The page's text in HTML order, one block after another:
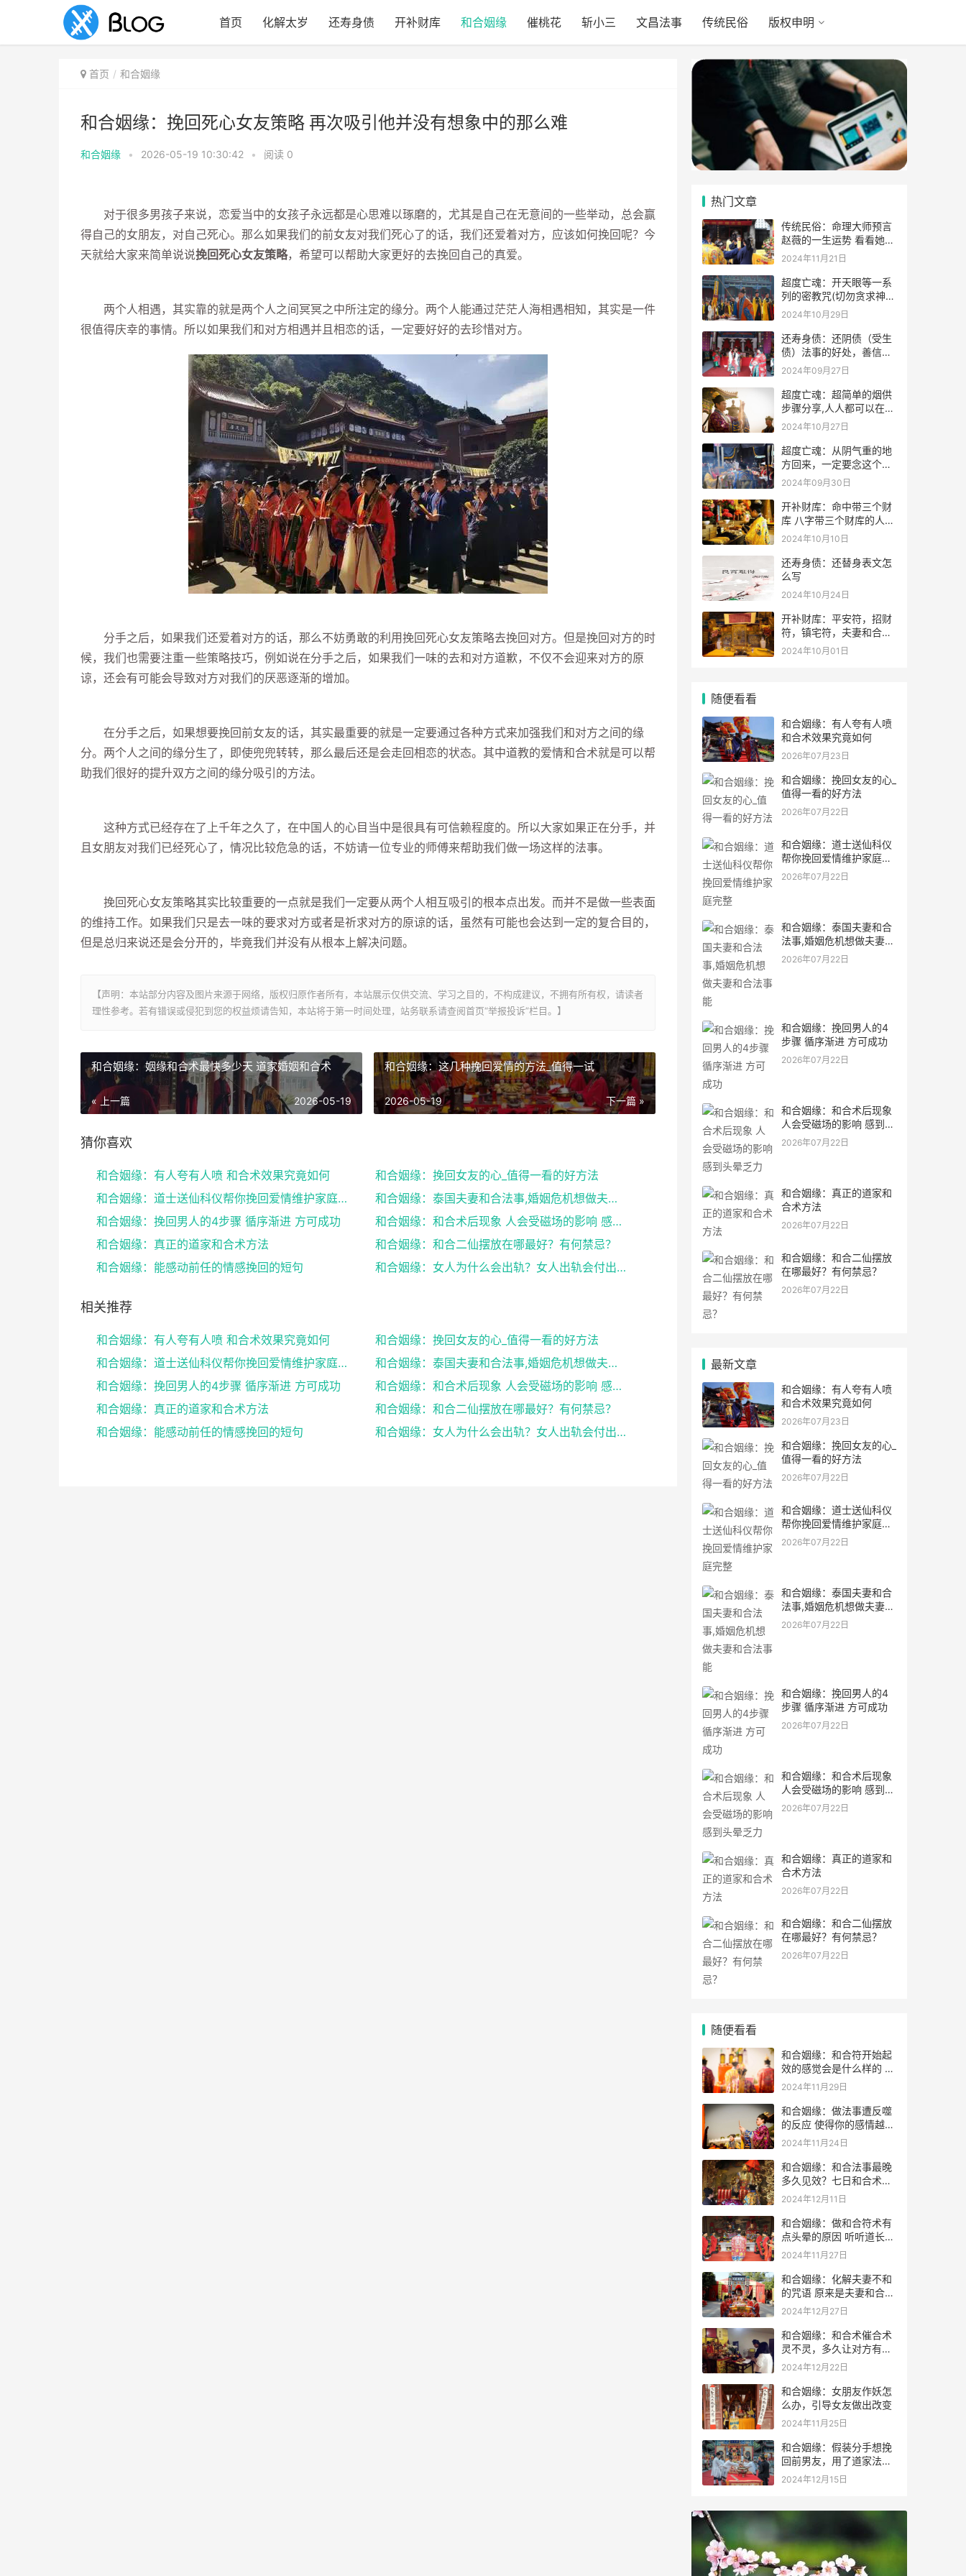
首页 化解太岁 还寿身债 开补财库 和合姻缘 催桃花 斩小三 文昌法事 传统民俗 版权申明
首页 和合姻缘
和合姻缘：挽回死心女友策略 再次吸引他并没有想象中的那么难
和合姻缘 • 2026-05-19 10:30:42 • 阅读 0
对于很多男孩子来说，恋爱当中的女孩子永远都是心思难以琢磨的，尤其是自己在无意间的一些举动，总会赢
得自己的女朋友，对自己死心。那么如果我们的前女友对我们死心了的话，我们还爱着对方，应该如何挽回呢？今
天就给大家来简单说说挽回死心女友策略，希望可以帮助大家更好的去挽回自己的真爱。
两个人相遇，其实靠的就是两个人之间冥冥之中所注定的缘分。两个人能通过茫茫人海相遇相知，其实是一件
很值得庆幸的事情。所以如果我们和对方相遇并且相恋的话，一定要好好的去珍惜对方。
分手之后，如果我们还爱着对方的话，那么不妨勇敢的利用挽回死心女友策略去挽回对方。但是挽回对方的时
候，我们也需要注重一些策略技巧，例如说在分手之后，如果我们一味的去和对方道歉，不仅不会迎来对方的原
谅，还会有可能会导致对方对我们的厌恶逐渐的增加。
在分手之后，如果想要挽回前女友的话，其实最重要的就是一定要通过各种方式来加强我们和对方之间的缘
分。两个人之间的缘分生了，即使兜兜转转，那么最后还是会走回相恋的状态。其中道教的爱情和合术就是可以帮
助我们很好的提升双方之间的缘分吸引的方法。
这种方式已经存在了上千年之久了，在中国人的心目当中是很具有可信赖程度的。所以大家如果正在分手，并
且女朋友对我们已经死心了，情况比较危急的话，不妨请一位专业的师傅来帮助我们做一场这样的法事。
挽回死心女友策略其实比较重要的一点就是我们一定要从两个人相互吸引的根本点出发。而并不是做一些表面
的维持工作。如果我们只是去一味的要求对方或者是祈求对方的原谅的话，虽然有可能也会达到一定的复合目的，
但是总归来说还是会分开的，毕竟我们并没有从根本上解决问题。
【声明：本站部分内容及图片来源于网络，版权归原作者所有，本站展示仅供交流、学习之目的，不构成建议，不拥有所有权，请读者
理性参考。若有错误或侵犯到您的权益烦请告知，本站将于第一时间处理，站务联系请查阅首页“举报投诉”栏目。】
和合姻缘：姻缘和合术最快多少天 道家婚姻和合术
« 上一篇 2026-05-19
和合姻缘：这几种挽回爱情的方法_值得一试
下一篇 »
2026-05-19
猜你喜欢
和合姻缘：有人夸有人喷 和合术效果究竟如何
和合姻缘：挽回女友的心_值得一看的好方法
和合姻缘：道士送仙科仪帮你挽回爱情维护家庭完整
和合姻缘：泰国夫妻和合法事,婚姻危机想做夫妻和合法...
和合姻缘：挽回男人的4步骤 循序渐进 方可成功
和合姻缘：和合术后现象 人会受磁场的影响 感到头晕...
和合姻缘：真正的道家和合术方法
和合姻缘：和合二仙摆放在哪最好？有何禁忌？
和合姻缘：能感动前任的情感挽回的短句
和合姻缘：女人为什么会出轨？女人出轨会付出感情吗？
相关推荐
和合姻缘：有人夸有人喷 和合术效果究竟如何
和合姻缘：挽回女友的心_值得一看的好方法
和合姻缘：道士送仙科仪帮你挽回爱情维护家庭完整
和合姻缘：泰国夫妻和合法事,婚姻危机想做夫妻和合法...
和合姻缘：挽回男人的4步骤 循序渐进 方可成功
和合姻缘：和合术后现象 人会受磁场的影响 感到头晕...
和合姻缘：真正的道家和合术方法
和合姻缘：和合二仙摆放在哪最好？有何禁忌？
和合姻缘：能感动前任的情感挽回的短句
和合姻缘：女人为什么会出轨？女人出轨会付出感情吗？
热门文章
传统民俗：命理大师预言
赵薇的一生运势 看看她的
表示
2024年11月21日
超度亡魂：开天眼等一系
列的密教咒(切勿贪求神
通)
2024年10月29日
还寿身债：还阴债（受生
债）法事的好处，善信必
看！
2024年09月27日
超度亡魂：超简单的烟供
步骤分享,人人都可以在家
做烟供
2024年10月27日
超度亡魂：从阴气重的地
方回来，一定要念这个
咒！
2024年09月30日
开补财库：命中带三个财
库 八字带三个财库的人是
不是很有钱？
2024年10月10日
还寿身债：还替身表文怎
么写
2024年10月24日
开补财库：平安符，招财
符，镇宅符，夫妻和合符.
灵符符咒.
2024年10月01日
随便看看
和合姻缘：有人夸有人喷
和合术效果究竟如何
2026年07月23日
和合姻缘：挽回女友的心_
值得一看的好方法
2026年07月22日
和合姻缘：道士送仙科仪
帮你挽回爱情维护家庭完
整
2026年07月22日
和合姻缘：泰国夫妻和合
法事,婚姻危机想做夫妻和
合法事能
2026年07月22日
和合姻缘：挽回男人的4
步骤 循序渐进 方可成功
2026年07月22日
和合姻缘：和合术后现象
人会受磁场的影响 感到头
晕乏力
2026年07月22日
和合姻缘：真正的道家和
合术方法
2026年07月22日
和合姻缘：和合二仙摆放
在哪最好？有何禁忌？
2026年07月22日
最新文章
和合姻缘：有人夸有人喷
和合术效果究竟如何
2026年07月23日
和合姻缘：挽回女友的心_
值得一看的好方法
2026年07月22日
和合姻缘：道士送仙科仪
帮你挽回爱情维护家庭完
整
2026年07月22日
和合姻缘：泰国夫妻和合
法事,婚姻危机想做夫妻和
合法事能
2026年07月22日
和合姻缘：挽回男人的4
步骤 循序渐进 方可成功
2026年07月22日
和合姻缘：和合术后现象
人会受磁场的影响 感到头
晕乏力
2026年07月22日
和合姻缘：真正的道家和
合术方法
2026年07月22日
和合姻缘：和合二仙摆放
在哪最好？有何禁忌？
2026年07月22日
随便看看
和合姻缘：和合符开始起
效的感觉会是什么样的 如
何判断和合术是否起效
2024年11月29日
和合姻缘：做法事遭反噬
的反应 使得你的感情越变
越差
2024年11月24日
和合姻缘：和合法事最晚
多久见效？七日和合术可
靠吗？
2024年12月11日
和合姻缘：做和合符术有
点头晕的原因 听听道长的
解析
2024年11月27日
和合姻缘：化解夫妻不和
的咒语 原来是夫妻和合术
咒语
2024年12月27日
和合姻缘：和合术催合术
灵不灵，多久让对方有感
应？
2024年12月22日
和合姻缘：女朋友作妖怎
么办，引导女友做出改变
2024年11月25日
和合姻缘：假装分手想挽
回前男友，用了道家法术
成功进行挽回
2024年12月15日